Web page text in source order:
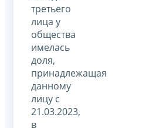
третьего
лица у
общества
имелась
доля,
принадлежащая
данному
лицу с
21.03.2023,
в